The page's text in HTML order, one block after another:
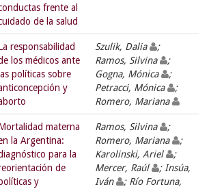
frente al
de la salud
responsabilidad
los médicos ante
las políticas sobre
y
Szulik, Dalia
;
Ramos, Silvina
;
Gogna, Mónica
;
Petracci, Mónica
;
Romero, Mariana
materna
la Argentina:
para la
de
y
Ramos, Silvina
;
Romero, Mariana
;
Karolinski, Ariel
;
Mercer, Raúl
; Insúa,
Iván
; Río Fortuna,